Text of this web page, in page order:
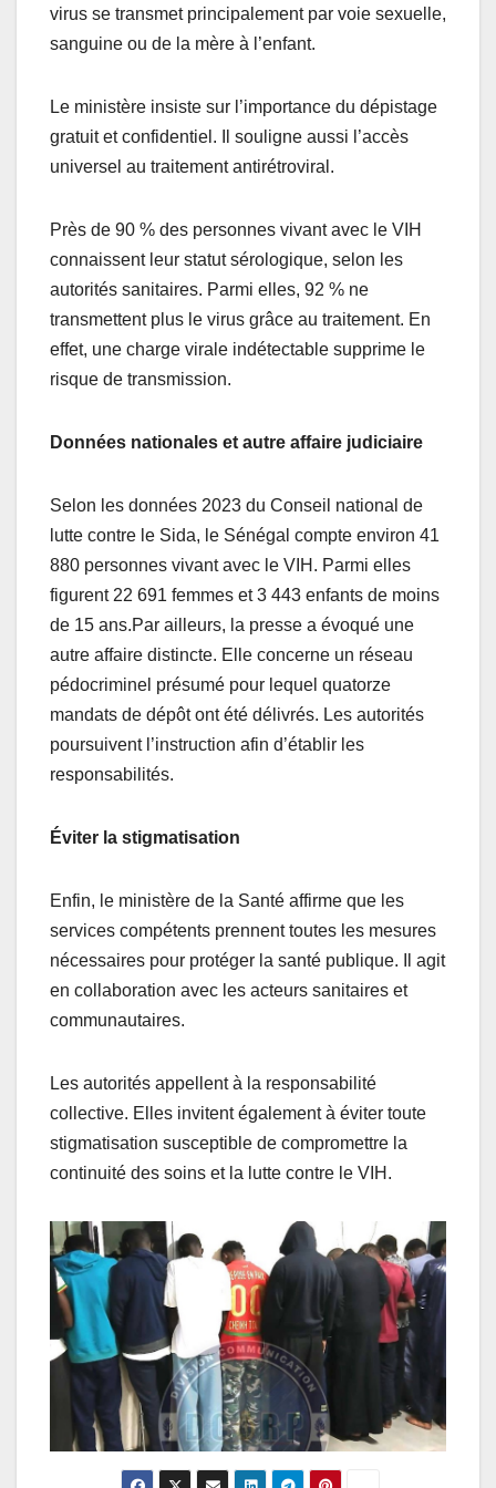
virus se transmet principalement par voie sexuelle,
sanguine ou de la mère à l’enfant.
Le ministère insiste sur l’importance du dépistage
gratuit et confidentiel. Il souligne aussi l’accès
universel au traitement antirétroviral.
Près de 90 % des personnes vivant avec le VIH
connaissent leur statut sérologique, selon les
autorités sanitaires. Parmi elles, 92 % ne
transmettent plus le virus grâce au traitement. En
effet, une charge virale indétectable supprime le
risque de transmission.
Données nationales et autre affaire judiciaire
Selon les données 2023 du Conseil national de
lutte contre le Sida, le Sénégal compte environ 41
880 personnes vivant avec le VIH. Parmi elles
figurent 22 691 femmes et 3 443 enfants de moins
de 15 ans.Par ailleurs, la presse a évoqué une
autre affaire distincte. Elle concerne un réseau
pédocriminel présumé pour lequel quatorze
mandats de dépôt ont été délivrés. Les autorités
poursuivent l’instruction afin d’établir les
responsabilités.
Éviter la stigmatisation
Enfin, le ministère de la Santé affirme que les
services compétents prennent toutes les mesures
nécessaires pour protéger la santé publique. Il agit
en collaboration avec les acteurs sanitaires et
communautaires.
Les autorités appellent à la responsabilité
collective. Elles invitent également à éviter toute
stigmatisation susceptible de compromettre la
continuité des soins et la lutte contre le VIH.